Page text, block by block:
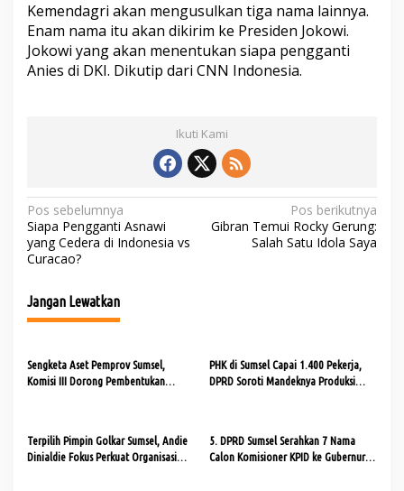
Kemendagri akan mengusulkan tiga nama lainnya.
Enam nama itu akan dikirim ke Presiden Jokowi.
Jokowi yang akan menentukan siapa pengganti
Anies di DKI. Dikutip dari CNN Indonesia.
Ikuti Kami
N
a
v
i
g
s
i
o
s
Pos sebelumnya
Siapa Pengganti Asnawi
yang Cedera di Indonesia vs
Curacao?
Pos berikutnya
Gibran Temui Rocky Gerung:
Salah Satu Idola Saya
Jangan Lewatkan
Sengketa Aset Pemprov Sumsel,
Komisi III Dorong Pembentukan
PHK di Sumsel Capai 1.400 Pekerja,
DPRD Soroti Mandeknya Produksi
Terpilih Pimpin Golkar Sumsel, Andie
Dinialdie Fokus Perkuat Organisasi
5. DPRD Sumsel Serahkan 7 Nama
Calon Komisioner KPID ke Gubernur